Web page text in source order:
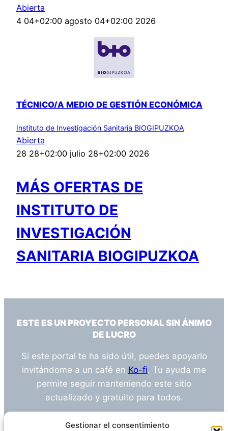
Gestionar el consentimiento
Abierta
4 04+02:00 agosto 04+02:00 2026
TÉCNICO/A MEDIO DE GESTIÓN ECONÓMICA
Instituto de Investigación Sanitaria BIOGIPUZKOA
Abierta
28 28+02:00 julio 28+02:00 2026
MÁS OFERTAS DE
INSTITUTO DE
INVESTIGACIÓN
SANITARIA BIOGIPUZKOA
ESTE ES UN PROYECTO PERSONAL SIN ÁNIMO
DE LUCRO
Si este portal te ha sido útil, puedes apoyarlo
invitándome a un café en Ko-fi. Tu ayuda me
permite seguir manteniendo este sitio
actualizado y gratuito para todos.
¿Tienes alguna duda o sugerencia? Escríbeme